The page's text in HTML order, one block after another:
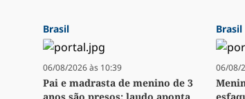
Brasil
06/08/2026 às 10:39
Pai e madrasta de menino de 3
Brasil
06/08/